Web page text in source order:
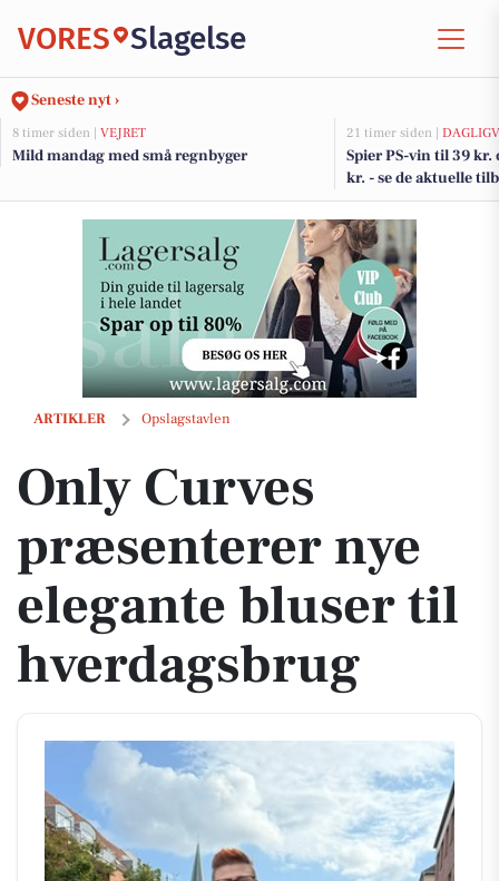
VORES Slagelse
Seneste nyt ›
8 timer siden | VEJRET
Mild mandag med små regnbyger
21 timer siden |
Spier PS-vin til 39
kr. - se de aktuelle
ARTIKLER Opslagstavlen
Only Curves præsenterer nye elegante bluser til hverdagsbrug
Only Curves
præsenterer nye
elegante bluser til
hverdagsbrug